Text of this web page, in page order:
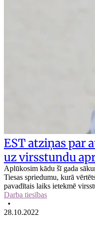
EST atziņas par
uz virsstundu
Aplūkosim kādu šī gada
Tiesas spriedumu, kurā
pavadītais laiks ietekmē
Darba tiesības
•
28.10.2022